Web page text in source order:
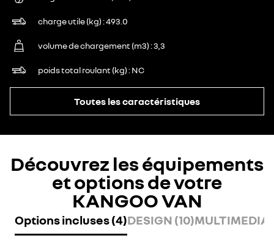
charge utile (kg) 493.0
volume de chargement (m3) 3,3
poids total roulant (kg) NC
Toutes les caractéristiques
Découvrez les équipements
et options de votre
KANGOO VAN
Options incluses (4)DESIGN (10)MULTIMEDIA